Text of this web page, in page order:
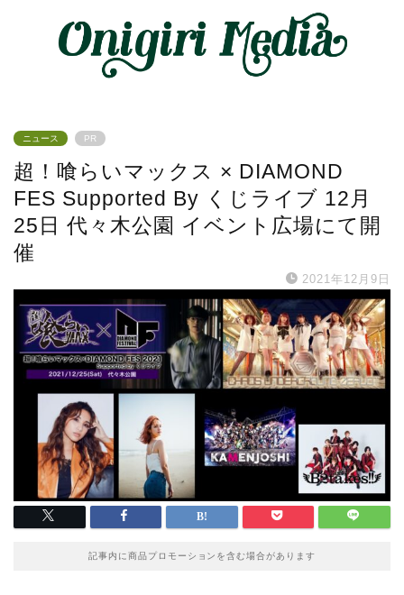
ニュース PR
超！喰らいマックス × DIAMOND
FES Supported By くじライブ 12月
25日 代々木公園 イベント広場にて開
催
2021年12月9日
記事内に商品プロモーションを含む場合があります